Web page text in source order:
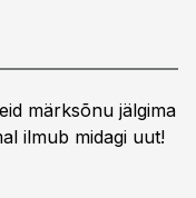
märksõnu jälgima
ilmub midagi uut!